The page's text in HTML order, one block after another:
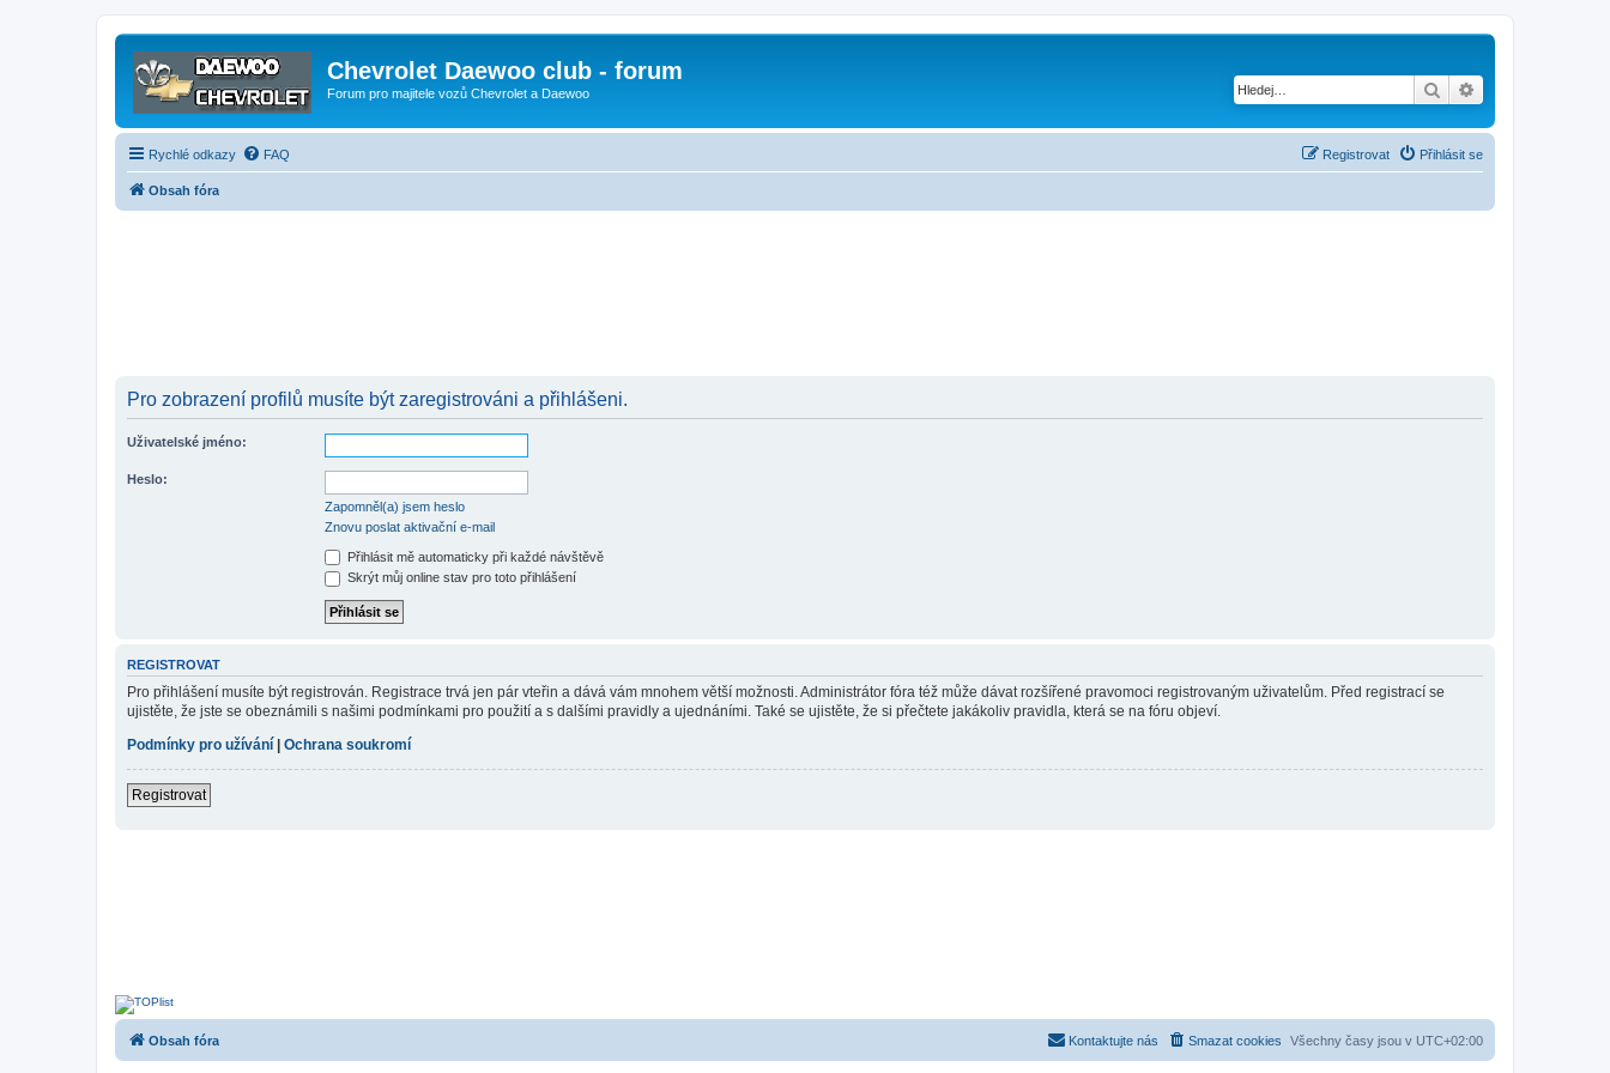
Chevrolet Daewoo club - forum
Forum pro majitele vozů Chevrolet a Daewoo Hledat
Rychlé odkazy FAQ Přihlásit se
Registrovat
Obsah fóra
Pro zobrazení profilů musíte být zaregistrováni a přihlášeni.
Uživatelské jméno:
Heslo:
Zapomněl(a) jsem heslo
Znovu poslat aktivační e-mail
Přihlásit mě automaticky při každé návštěvě
Skrýt můj online stav pro toto přihlášení
REGISTROVAT
Pro přihlášení musíte být registrován. Registrace trvá jen pár vteřin a dává vám mnohem větší možnosti. Administrátor fóra též může dávat rozšířené pravomoci registrovaným uživatelům. Před registrací se
ujistěte, že jste se obeznámili s našimi podmínkami pro použití a s dalšími pravidly a ujednáními. Také se ujistěte, že si přečtete jakákoliv pravidla, která se na fóru objeví.
Podmínky pro užívání
Ochrana soukromí
Registrovat
Obsah fóra Všechny časy jsou v UTC+02:00
Smazat cookies
Kontaktujte nás